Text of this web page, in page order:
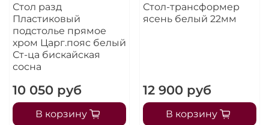
Стол разд
Пластиковый
подстолье прямое
хром Царг.пояс белый
Ст-ца бискайская
сосна
10 050 руб
В корзину
Стол-трансформер
ясень белый 22мм
12 900 руб
В корзину